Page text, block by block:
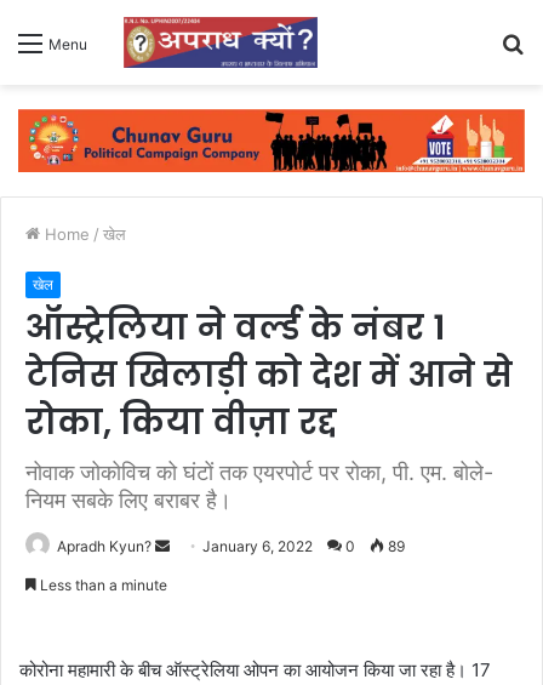
Menu
Home / खेल
खेल
ऑस्ट्रेलिया ने वर्ल्ड के नंबर 1
टेनिस खिलाड़ी को देश में आने से
रोका, किया वीज़ा रद्द
नोवाक जोकोविच को घंटों तक एयरपोर्ट पर रोका, पी. एम. बोले-
नियम सबके लिए बराबर है।
Apradh Kyun?
a
January 6, 2022 0 89
Less than a minute
कोरोना महामारी के बीच ऑस्ट्रेलिया ओपन का आयोजन किया जा रहा है। 17